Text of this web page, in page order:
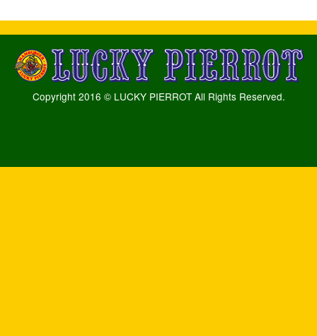
Copyright 2016 © LUCKY PIERROT All Rights Reserved.